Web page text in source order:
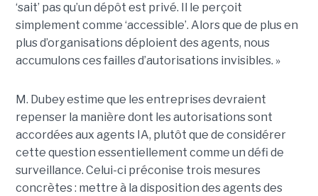
‘sait’ pas qu’un dépôt est privé. Il le perçoit
simplement comme ‘accessible’. Alors que de plus en
plus d’organisations déploient des agents, nous
accumulons ces failles d’autorisations invisibles. »
M. Dubey estime que les entreprises devraient
repenser la manière dont les autorisations sont
accordées aux agents IA, plutôt que de considérer
cette question essentiellement comme un défi de
surveillance. Celui-ci préconise trois mesures
concrètes : mettre à la disposition des agents des